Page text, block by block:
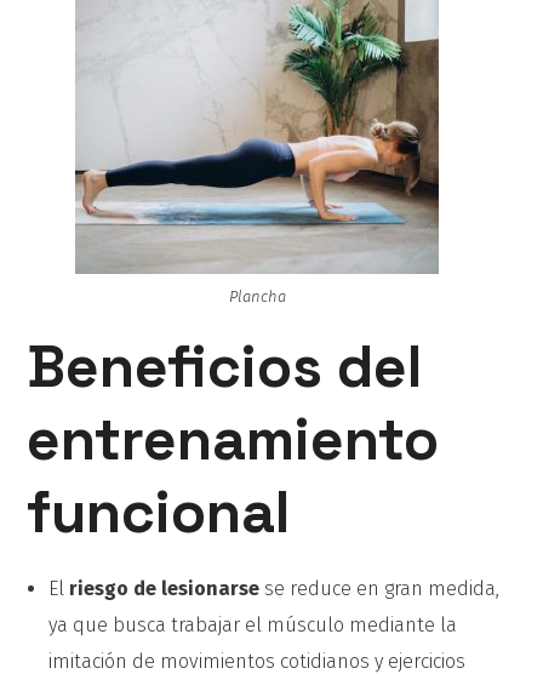
Plancha
Beneficios del
entrenamiento
funcional
El riesgo de lesionarse se reduce en gran medida,
ya que busca trabajar el músculo mediante la
imitación de movimientos cotidianos y ejercicios